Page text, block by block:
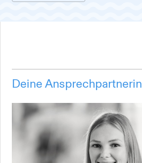
Deine Ansprechpartnerin